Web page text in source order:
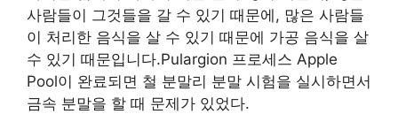
사람들이 그것들을 갈 수 있기 때문에, 많은 사람들
이 처리한 음식을 살 수 있기 때문에 가공 음식을 살
수 있기 때문입니다.Pulargion 프로세스 Apple
Pool이 완료되면 철 분말리 분말 시험을 실시하면서
금속 분말을 할 때 문제가 있었다.